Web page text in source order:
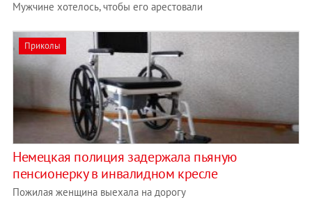
Мужчине хотелось, чтобы его арестовали
Приколы
Немецкая полиция задержала пьяную
пенсионерку в инвалидном кресле
Пожилая женщина выехала на дорогу